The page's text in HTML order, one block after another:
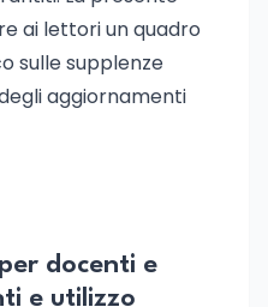
ai lettori un quadro
sulle supplenze
aggiornamenti
docenti e
e utilizzo